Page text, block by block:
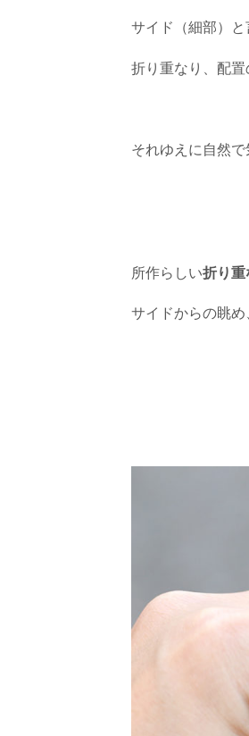
サイド（細部）と
折り重なり、配置
それゆえに自然
所作らしい折り重
サイドからの眺め